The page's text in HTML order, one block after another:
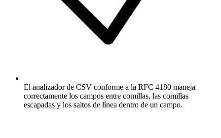
El analizador de CSV conforme a la RFC 4180 maneja
correctamente los campos entre comillas, las comillas
escapadas y los saltos de línea dentro de un campo.